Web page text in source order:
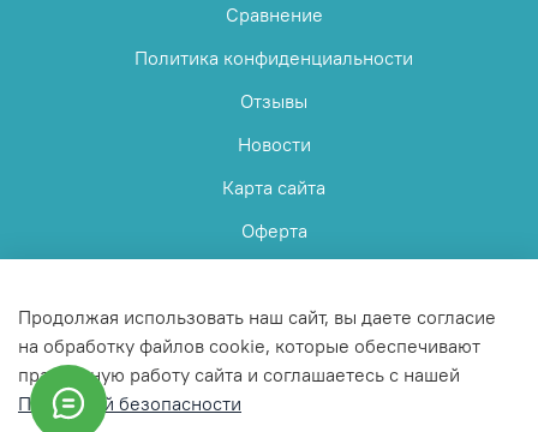
Сравнение
Политика конфиденциальности
Отзывы
Новости
Карта сайта
Оферта
© 2025 Любое использование контента без письменного
Продолжая использовать наш сайт, вы даете согласие
на обработку файлов cookie, которые обеспечивают
правильную работу сайта и соглашаетесь с нашей
Политикой безопасности